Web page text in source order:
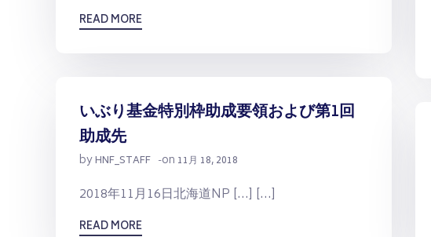
READ MORE
いぶり基金特別枠助成要領および第1回
助成先
byHNF_STAFF -on 11月 18, 2018
2018年11月16日北海道NP […] […]
READ MORE